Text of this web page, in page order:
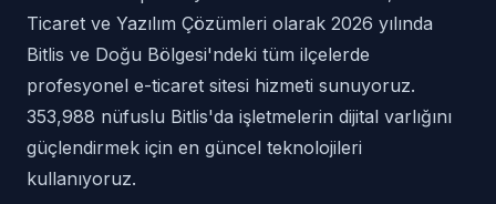
Ticaret ve Yazılım Çözümleri olarak 2026 yılında
Bitlis ve Doğu Bölgesi'ndeki tüm ilçelerde
profesyonel e-ticaret sitesi hizmeti sunuyoruz.
353,988 nüfuslu Bitlis'da işletmelerin dijital varlığını
güçlendirmek için en güncel teknolojileri
kullanıyoruz.